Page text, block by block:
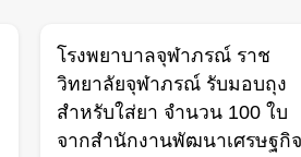
โรงพยาบาลจุฬาภรณ์ ราช
วิทยาลัยจุฬาภรณ์ รับมอบถุง
สำหรับใส่ยา จำนวน 100 ใบ
จากสำนักงานพัฒนาเศรษฐกิจ